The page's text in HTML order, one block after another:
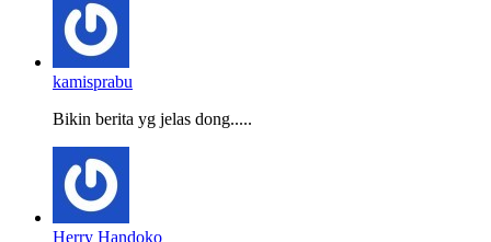
kamisprabu
Bikin berita yg jelas dong.....
Herry Handoko